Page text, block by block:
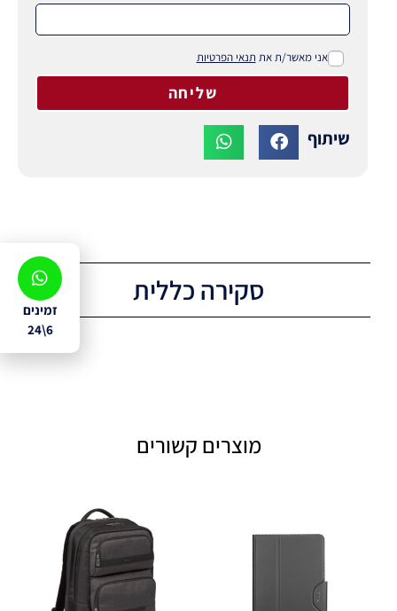
אני מאשר/ת את תנאי הפרטיות
שליחה
שיתוף
סקירה כללית
מוצרים קשורים
זמינים
6\24